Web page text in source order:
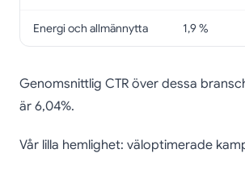
Energi och allmännytta 1,9 %
Genomsnittlig CTR över dessa
är 6,04%.
Vår lilla hemlighet: väloptimerade